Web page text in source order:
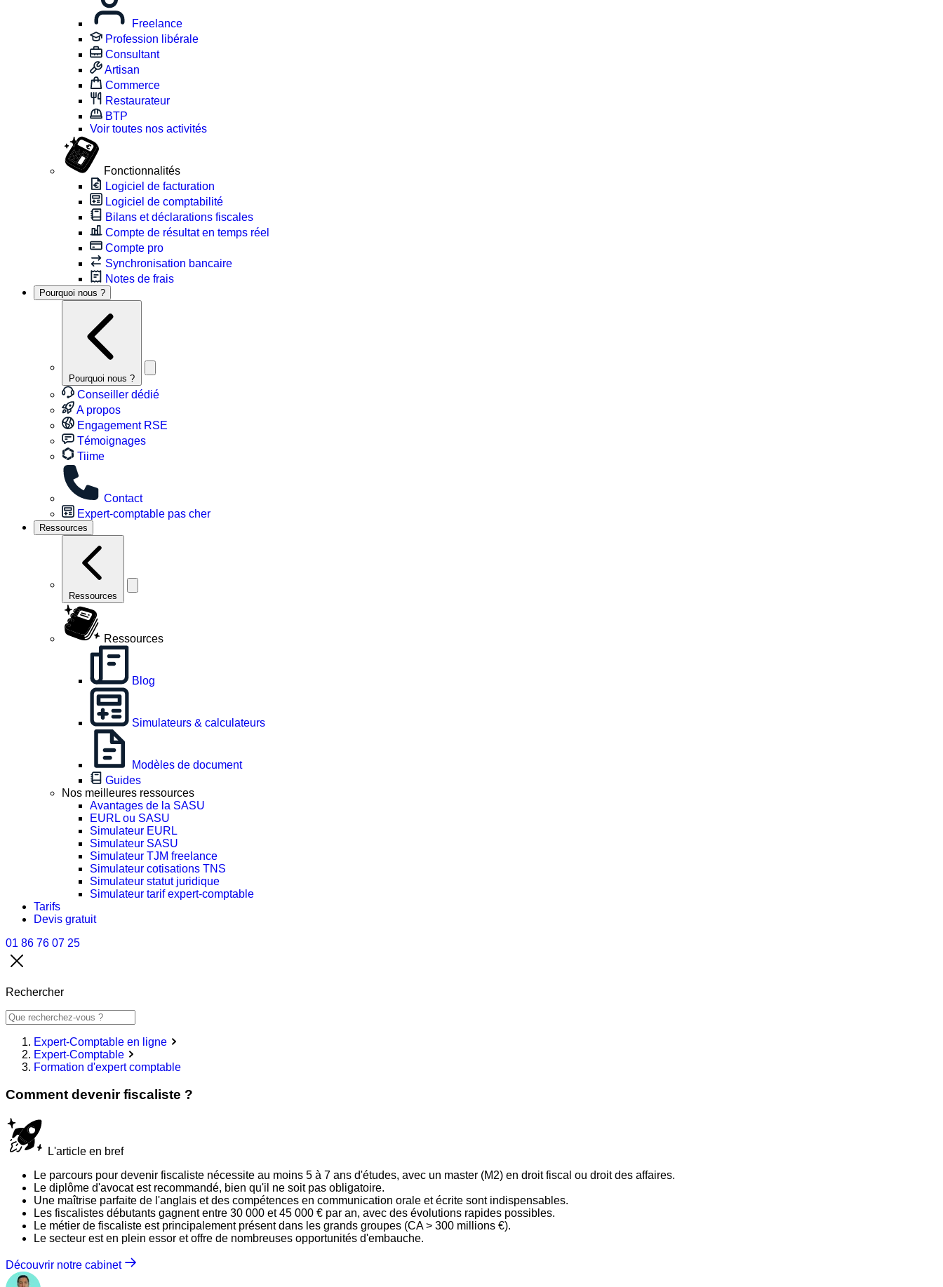
Freelance
Profession libérale
Consultant
Artisan
Commerce
Restaurateur
BTP
Voir toutes nos activités
Fonctionnalités
Logiciel de facturation
Logiciel de comptabilité
Bilans et déclarations fiscales
Compte de résultat en temps réel
Compte pro
Synchronisation bancaire
Notes de frais
Pourquoi nous ?
Pourquoi nous ?
Conseiller dédié
A propos
Engagement RSE
Témoignages
Tiime
Contact
Expert-comptable pas cher
Ressources
Ressources
Ressources
Blog
Simulateurs & calculateurs
Modèles de document
Guides
Nos meilleures ressources
Avantages de la SASU
EURL ou SASU
Simulateur EURL
Simulateur SASU
Simulateur TJM freelance
Simulateur cotisations TNS
Simulateur statut juridique
Simulateur tarif expert-comptable
Tarifs
Devis gratuit
01 86 76 07 25
Rechercher
Expert-Comptable en ligne
Expert-Comptable
Formation d'expert comptable
Comment devenir fiscaliste ?
L'article en bref
Le parcours pour devenir fiscaliste nécessite au moins 5 à 7 ans d'études, avec un master (M2) en droit fiscal ou droit des affaires.
Le diplôme d'avocat est recommandé, bien qu'il ne soit pas obligatoire.
Une maîtrise parfaite de l'anglais et des compétences en communication orale et écrite sont indispensables.
Les fiscalistes débutants gagnent entre 30 000 et 45 000 € par an, avec des évolutions rapides possibles.
Le métier de fiscaliste est principalement présent dans les grands groupes (CA > 300 millions €).
Le secteur est en plein essor et offre de nombreuses opportunités d'embauche.
Découvrir notre cabinet